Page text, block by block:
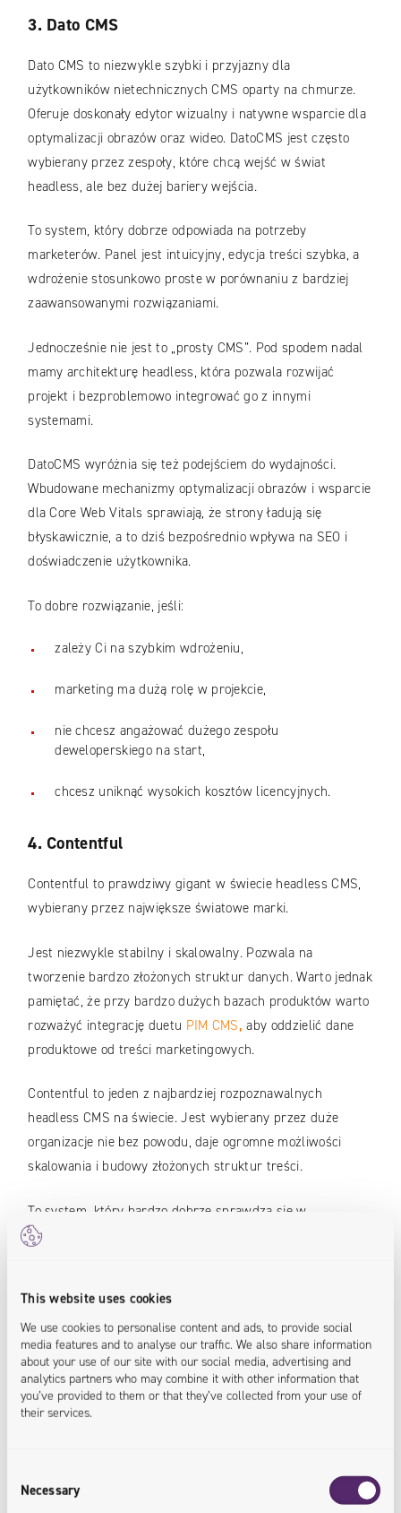
This website uses cookies
We use cookies to personalise content and ads, to provide social
media features and to analyse our traffic. We also share information
about your use of our site with our social media, advertising and
analytics partners who may combine it with other information that
you’ve provided to them or that they’ve collected from your use of
their services.
Selection
Necessary
3. Dato CMS
Dato CMS to niezwykle szybki i przyjazny dla
użytkowników nietechnicznych CMS oparty na chmurze.
Oferuje doskonały edytor wizualny i natywne wsparcie dla
optymalizacji obrazów oraz wideo. DatoCMS jest często
wybierany przez zespoły, które chcą wejść w świat
headless, ale bez dużej bariery wejścia.
To system, który dobrze odpowiada na potrzeby
marketerów. Panel jest intuicyjny, edycja treści szybka, a
wdrożenie stosunkowo proste w porównaniu z bardziej
zaawansowanymi rozwiązaniami.
Jednocześnie nie jest to „prosty CMS”. Pod spodem nadal
mamy architekturę headless, która pozwala rozwijać
projekt i bezproblemowo integrować go z innymi
systemami.
DatoCMS wyróżnia się też podejściem do wydajności.
Wbudowane mechanizmy optymalizacji obrazów i wsparcie
dla Core Web Vitals sprawiają, że strony ładują się
błyskawicznie, a to dziś bezpośrednio wpływa na SEO i
doświadczenie użytkownika.
To dobre rozwiązanie, jeśli:
zależy Ci na szybkim wdrożeniu,
marketing ma dużą rolę w projekcie,
nie chcesz angażować dużego zespołu
deweloperskiego na start,
chcesz uniknąć wysokich kosztów licencyjnych.
4. Contentful
Contentful to prawdziwy gigant w świecie headless CMS,
wybierany przez największe światowe marki.
Jest niezwykle stabilny i skalowalny. Pozwala na
tworzenie bardzo złożonych struktur danych. Warto jednak
pamiętać, że przy bardzo dużych bazach produktów warto
rozważyć integrację duetu PIM CMS, aby oddzielić dane
produktowe od treści marketingowych.
Contentful to jeden z najbardziej rozpoznawalnych
headless CMS na świecie. Jest wybierany przez duże
organizacje nie bez powodu, daje ogromne możliwości
skalowania i budowy złożonych struktur treści.
To system, który bardzo dobrze sprawdza się w
środowiskach, gdzie CMS jest tylko jednym z wielu
Jego siłą jest elastyczność. Możesz tworzyć własne
modele danych, dopasowane do specyfiki biznesu, a nie do
ograniczeń narzuconych przez system.
Contentful będzie dobrym wyborem, jeśli:
digitalowy,